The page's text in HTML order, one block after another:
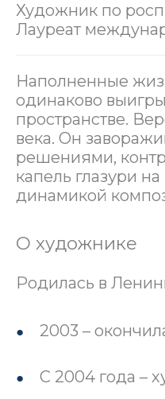
Художник по
Лауреат
Наполненные
одинаково
пространстве.
века. Он
решениями,
капель глазури
динамикой
О художнике
Родилась в
2003 –
С 2004 года –